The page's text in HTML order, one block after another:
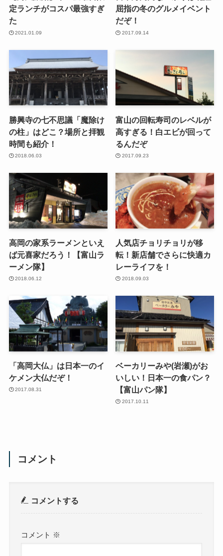
定ランチがコスパ最強すぎ
た
2021.01.09
屈指の冬のグルメイベント
だぞ！
2017.09.14
勝興寺の七不思議「魔除け
の柱」はどこ？場所と拝観
時間も紹介！
2018.06.03
富山の回転寿司のレベルが
高すぎる！白エビが回って
るんだぞ
2017.09.23
高岡の家系ラーメンといえ
ば元喜家だろう！【富山ラ
ーメン隊】
2018.06.12
人気店チョリチョリが移
転！新店舗でさらに快適カ
レーライフを！
2018.09.03
「高岡大仏」は日本一のイ
ケメン大仏だぞ！
2017.08.31
ベーカリーみや(岩瀬)がお
いしい！日本一の食パン？
【富山パン隊】
2017.10.11
コメント
コメントする
コメント ※